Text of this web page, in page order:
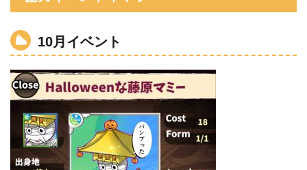
10月イベント